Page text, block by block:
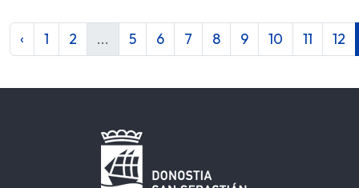
‹ 1 2 ... 5 6 7 8 9 10 11 12